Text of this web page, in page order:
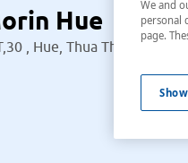
Hue
, Hue, Thua Thien Hue,
We and
personal
page.